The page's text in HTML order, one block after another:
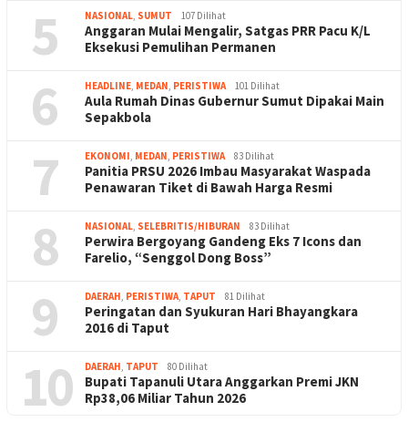
5 NASIONAL, SUMUT 107 Dilihat
Anggaran Mulai Mengalir, Satgas PRR Pacu K/L
Eksekusi Pemulihan Permanen
6 HEADLINE, MEDAN, PERISTIWA 101 Dilihat
Aula Rumah Dinas Gubernur Sumut Dipakai Main
Sepakbola
7 EKONOMI, MEDAN, PERISTIWA 83 Dilihat
Panitia PRSU 2026 Imbau Masyarakat Waspada
Penawaran Tiket di Bawah Harga Resmi
8 NASIONAL, SELEBRITIS/HIBURAN 83 Dilihat
Perwira Bergoyang Gandeng Eks 7 Icons dan
Farelio, “Senggol Dong Boss”
9 DAERAH, PERISTIWA, TAPUT 81 Dilihat
Peringatan dan Syukuran Hari Bhayangkara
2016 di Taput
10 DAERAH, TAPUT 80 Dilihat
Bupati Tapanuli Utara Anggarkan Premi JKN
Rp38,06 Miliar Tahun 2026